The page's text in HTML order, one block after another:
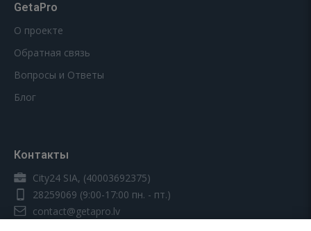
GetaPro
О проекте
Обратная связь
Вопросы и Ответы
Блог
Контакты
City24 SIA, (40003692375)
28259069 (9:00-17:00 пн. - пт.)
contact@getapro.lv